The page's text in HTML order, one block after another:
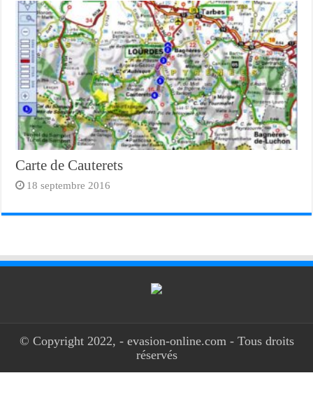
Carte de Cauterets
18 septembre 2016
© Copyright 2022, - evasion-online.com - Tous droits
réservés